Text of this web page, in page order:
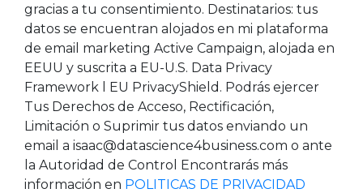
gracias a tu consentimiento. Destinatarios: tus
datos se encuentran alojados en mi plataforma
de email marketing Active Campaign, alojada en
EEUU y suscrita a EU-U.S. Data Privacy
Framework l EU PrivacyShield. Podrás ejercer
Tus Derechos de Acceso, Rectificación,
Limitación o Suprimir tus datos enviando un
email a isaac@datascience4business.com o ante
la Autoridad de Control Encontrarás más
información en POLITICAS DE PRIVACIDAD